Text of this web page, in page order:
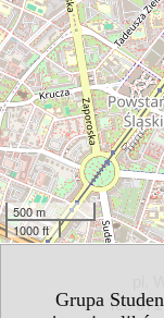
Grupa
500 m
1000 ft
Tel.